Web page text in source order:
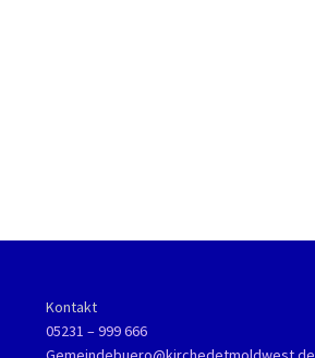
Kontakt
05231 – 999 666